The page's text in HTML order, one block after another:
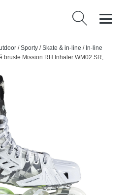
Vyhledávání
/Sporty /Skate & in-line / In-line
brusle Mission RH Inhaler WM02 SR,